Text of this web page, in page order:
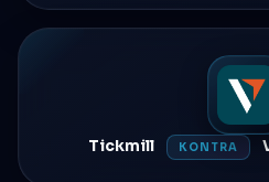
Tickmill KONTRA